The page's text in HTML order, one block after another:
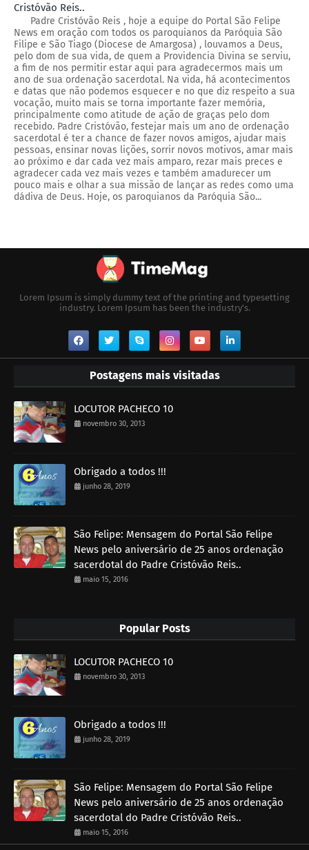
Cristóvão Reis..
Padre Cristóvão Reis , hoje a equipe do Portal São Felipe
News em oração com todos os paroquianos da Paróquia São
Filipe e São Tiago (Diocese de Amargosa) , louvamos a Deus,
pelo dom de sua vida, de quem a Providencia Divina se serviu,
a fim de nos permitir estar aqui para agradecermos mais um
ano de sua ordenação sacerdotal. Na vida, há acontecimentos
e datas que não podemos esquecer e no que diz respeito a sua
vocação, muito mais se torna importante fazer memória,
principalmente como atitude de ação de graças pelo dom
recebido. Padre Cristóvão, festejar mais um ano de ordenação
sacerdotal é ter a chance de fazer novos amigos, ajudar mais
pessoas, ensinar novas lições, sorrir novos motivos, amar mais
ao próximo e dar cada vez mais amparo, rezar mais preces e
agradecer cada vez mais vezes e também amadurecer um
pouco mais e olhar a sua missão de lançar as redes como uma
dádiva de Deus. Hoje, os paroquianos da Paróquia São...
Lorem Ipsum is simply dummy text of the printing and typesetting
industry. Lorem Ipsum has been the industry's.
Postagens mais visitadas
LOCUTOR PACHECO 10
novembro 30, 2013
Obrigado a todos !!!
junho 28, 2019
São Felipe: Mensagem do Portal São Felipe
News pelo aniversário de 25 anos ordenação
sacerdotal do Padre Cristóvão Reis..
maio 15, 2016
Popular Posts
LOCUTOR PACHECO 10
novembro 30, 2013
Obrigado a todos !!!
junho 28, 2019
São Felipe: Mensagem do Portal São Felipe
News pelo aniversário de 25 anos ordenação
sacerdotal do Padre Cristóvão Reis..
maio 15, 2016